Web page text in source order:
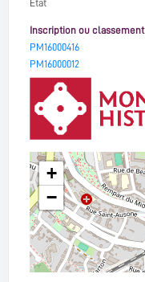
Etat
Inscription ou classement
PM16000416
PM16000012
+
−